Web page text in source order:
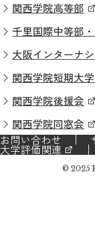
関西学院高等部
千里国際中等部
大阪インターナ
関西学院短期大学
関西学院後援会
関西学院同窓会
お問い合わせ
大学評価関連
© 2025